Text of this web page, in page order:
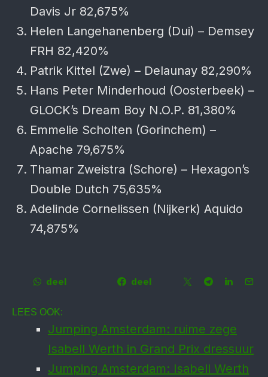
Davis Jr 82,675%
Helen Langehanenberg (Dui) – Demsey
FRH 82,420%
Patrik Kittel (Zwe) – Delaunay 82,290%
Hans Peter Minderhoud (Oosterbeek) –
GLOCK’s Dream Boy N.O.P. 81,380%
Emmelie Scholten (Gorinchem) –
Apache 79,675%
Thamar Zweistra (Schore) – Hexagon’s
Double Dutch 75,635%
Adelinde Cornelissen (Nijkerk) Aquido
74,875%
deel deel
LEES OOK:
Jumping Amsterdam: ruime zege
Isabell Werth in Grand Prix dressuur
Jumping Amsterdam: Isabell Werth